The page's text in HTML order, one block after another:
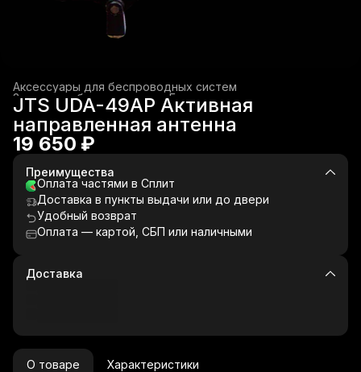
Аксессуары для беспроводных систем
Беспроводные системы
Звуковое оборудование
Главная ›
JTS UDA-49AP Активная
направленная антенна
19 650 ₽
Преимущества
Оплата частями в Сплит
Доставка в пункты выдачи или до двери
Удобный возврат
Оплата — картой, СБП или наличными
Доставка
О товаре Характеристики